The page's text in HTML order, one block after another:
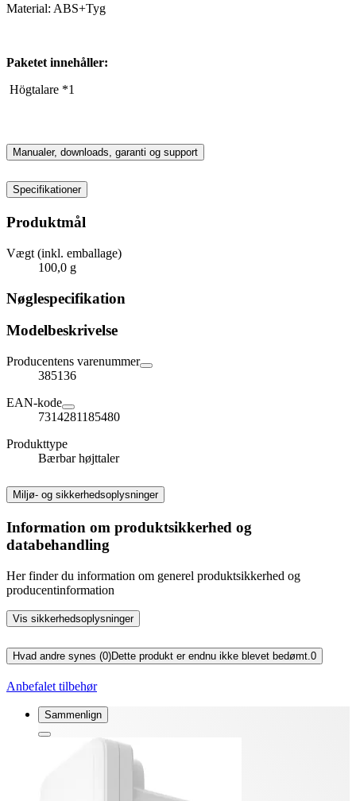
Material: ABS+Tyg
Paketet innehåller:
Högtalare *1
Manualer, downloads, garanti og support
Specifikationer
Produktmål
Vægt (inkl. emballage)
100,0 g
Nøglespecifikation
Modelbeskrivelse
Producentens varenummer
385136
EAN-kode
7314281185480
Produkttype
Bærbar højttaler
Miljø- og sikkerhedsoplysninger
Information om produktsikkerhed og
databehandling
Her finder du information om generel produktsikkerhed og
producentinformation
Vis sikkerhedsoplysninger
Hvad andre synes (0)Dette produkt er endnu ikke blevet bedømt. 0
Anbefalet tilbehør
Sammenlign